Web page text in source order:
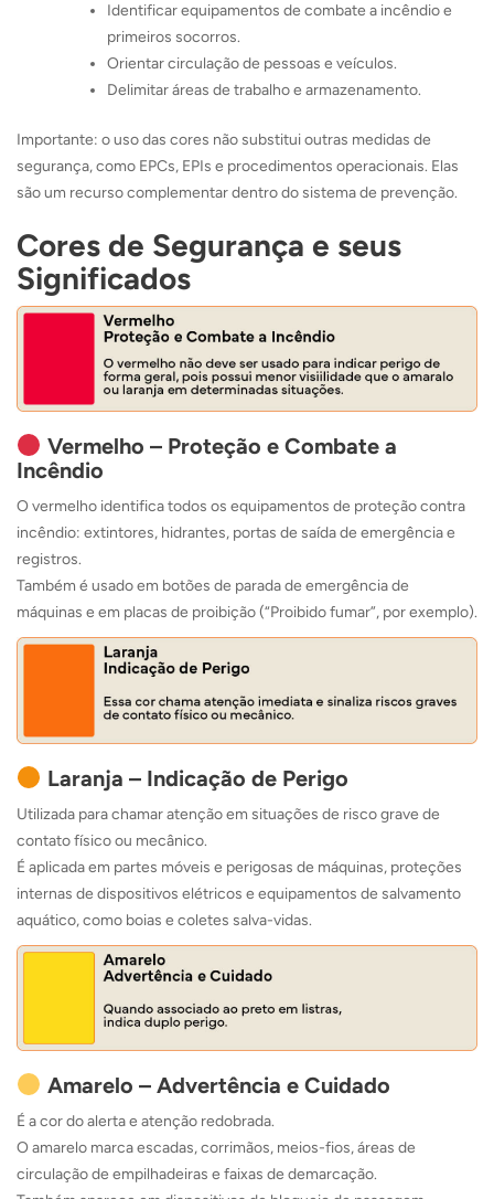
Identificar equipamentos de combate a incêndio e
primeiros socorros.
Orientar circulação de pessoas e veículos.
Delimitar áreas de trabalho e armazenamento.
Importante: o uso das cores não substitui outras medidas de
segurança, como EPCs, EPIs e procedimentos operacionais. Elas
são um recurso complementar dentro do sistema de prevenção.
Cores de Segurança e seus
Significados
Vermelho – Proteção e Combate a
Incêndio
O vermelho identifica todos os equipamentos de proteção contra
incêndio: extintores, hidrantes, portas de saída de emergência e
registros.
Também é usado em botões de parada de emergência de
máquinas e em placas de proibição (“Proibido fumar”, por exemplo).
Laranja – Indicação de Perigo
Utilizada para chamar atenção em situações de risco grave de
contato físico ou mecânico.
É aplicada em partes móveis e perigosas de máquinas, proteções
internas de dispositivos elétricos e equipamentos de salvamento
aquático, como boias e coletes salva-vidas.
Amarelo – Advertência e Cuidado
É a cor do alerta e atenção redobrada.
O amarelo marca escadas, corrimãos, meios-fios, áreas de
circulação de empilhadeiras e faixas de demarcação.